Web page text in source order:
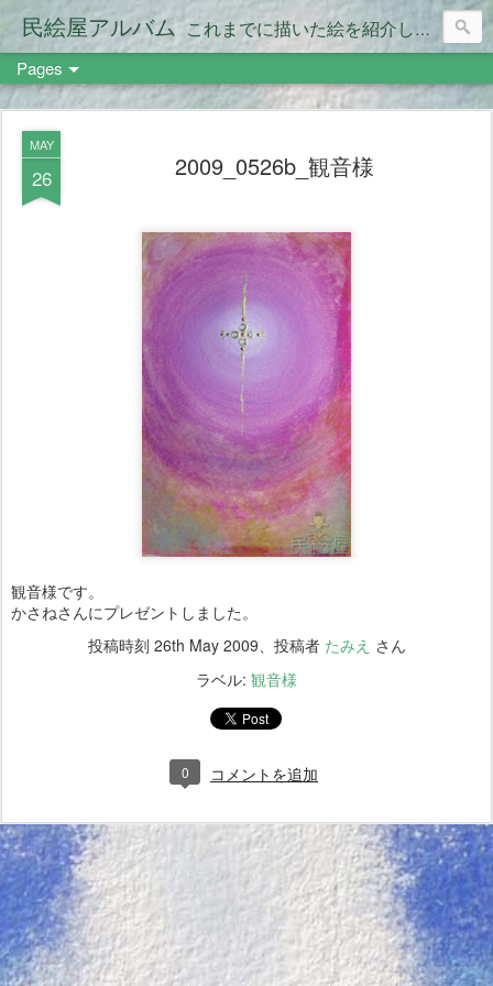
民絵屋アルバム これまでに描いた絵を紹介します。
Pages
MAY
26 2009_0526b_観音様
観音様です。
かさねさんにプレゼントしました。
投稿時刻 26th May 2009、投稿者 たみえ さん
ラベル: 観音様
0 コメントを追加